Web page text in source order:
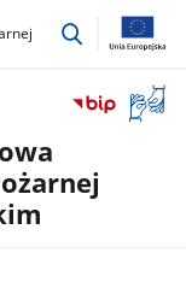
przejdź
okno